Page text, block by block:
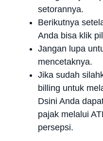
setorannya.
Berikutnya
Anda bisa klik
Jangan lupa
mencetaknya.
Jika sudah
billing untuk
Dsini Anda
pajak melalui
persepsi.